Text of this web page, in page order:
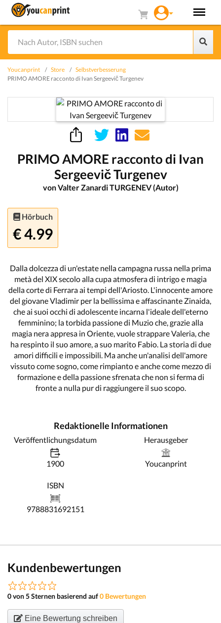
Youcanprint Store
Selbstverbesserung
PRIMO AMORE racconto di Ivan Sergeevič Turgenev
PRIMO AMORE racconto di Ivan
Sergeevič Turgenev
von Valter Zanardi TURGENEV (Autor)
Hörbuch
€ 4.99
Dalla dolcezza di un'estate nella campagna russa nella prima
metà del XIX secolo alla cupa atmosfera di intrigo e magia
della corte di Ferrara ai tempi dell'Ariosto. L'innocente amore
del giovane Vladimir per la bellissima e affascinante Zinaida,
che ai suoi occhi di adolescente incarna l'ideale dell'eterno
femminino; la torbida passione di Muzio che, grazie alla
magia nera appresa in Oriente, vuole strappare Valeria, che
ha respinto il suo amore, a suo marito Fabio. La storia di due
amori difficili e impossibili. Ma anche un'analisi dell'amore
vissuto come sogno, come rimpianto e anche come mezzo di
formazione e della passione sfrenata che non si ferma di
fronte a nulla pur di raggiungere il suo scopo.
Redaktionelle Informationen
Veröffentlichungsdatum
1900
Herausgeber
Youcanprint
ISBN
9788831692151
Kundenbewertungen
0 von 5 Sternen basierend auf0 Bewertungen
Eine Bewertung schreiben